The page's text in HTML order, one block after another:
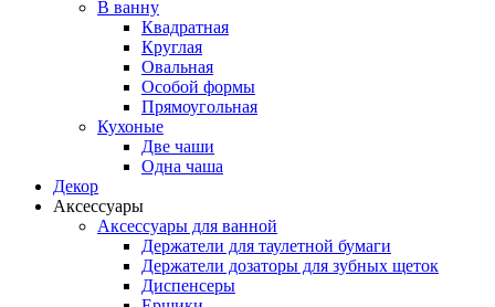
В ванну
Квадратная
Круглая
Овальная
Особой формы
Прямоугольная
Кухоные
Две чаши
Одна чаша
Декор
Аксессуары
Аксессуары для ванной
Держатели для таулетной бумаги
Держатели дозаторы для зубных щеток
Диспенсеры